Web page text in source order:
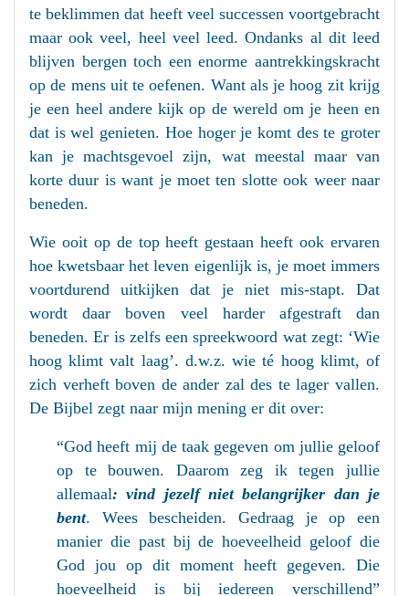
te beklimmen dat heeft veel successen voortgebracht
maar ook veel, heel veel leed. Ondanks al dit leed
blijven bergen toch een enorme aantrekkingskracht
op de mens uit te oefenen. Want als je hoog zit krijg
je een heel andere kijk op de wereld om je heen en
dat is wel genieten. Hoe hoger je komt des te groter
kan je machtsgevoel zijn, wat meestal maar van
korte duur is want je moet ten slotte ook weer naar
beneden.
Wie ooit op de top heeft gestaan heeft ook ervaren
hoe kwetsbaar het leven eigenlijk is, je moet immers
voortdurend uitkijken dat je niet mis-stapt. Dat
wordt daar boven veel harder afgestraft dan
beneden. Er is zelfs een spreekwoord wat zegt: ‘Wie
hoog klimt valt laag’. d.w.z. wie té hoog klimt, of
zich verheft boven de ander zal des te lager vallen.
De Bijbel zegt naar mijn mening er dit over:
“God heeft mij de taak gegeven om jullie geloof
op te bouwen. Daarom zeg ik tegen jullie
allemaal: vind jezelf niet belangrijker dan je
bent. Wees bescheiden. Gedraag je op een
manier die past bij de hoeveelheid geloof die
God jou op dit moment heeft gegeven. Die
hoeveelheid is bij iedereen verschillend”